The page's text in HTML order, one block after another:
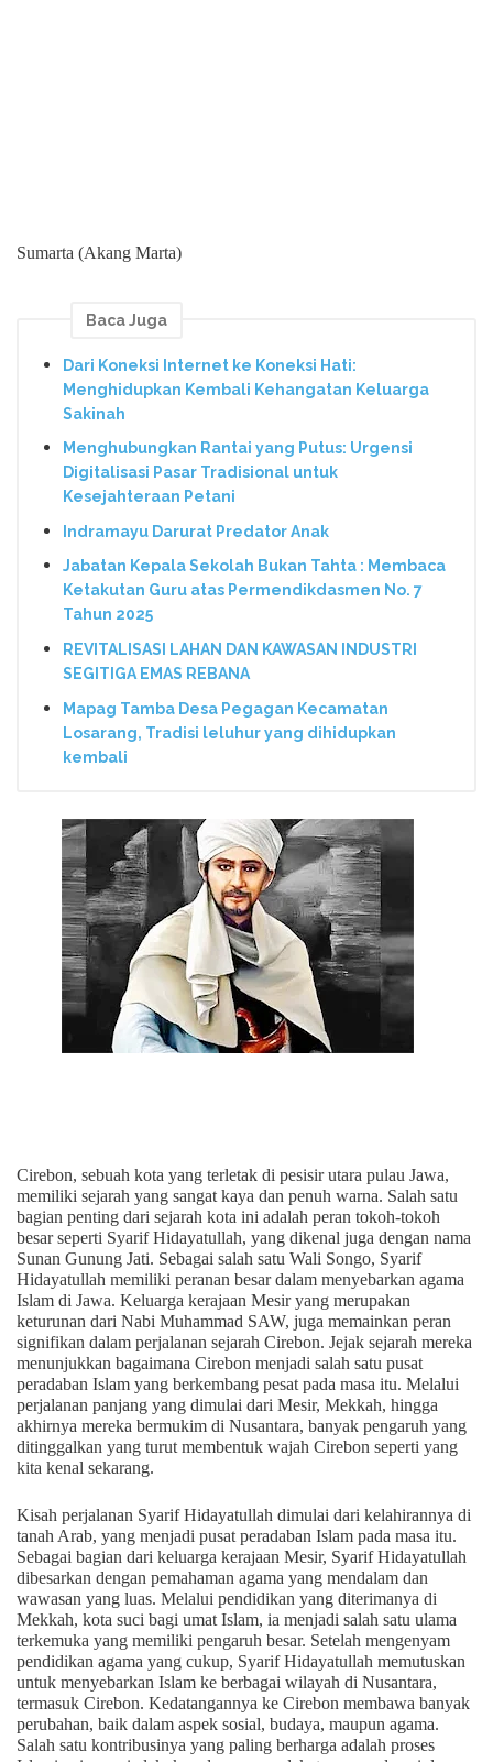
Sumarta (Akang Marta)
Baca Juga
Dari Koneksi Internet ke Koneksi Hati:
Menghidupkan Kembali Kehangatan Keluarga
Sakinah
Menghubungkan Rantai yang Putus: Urgensi
Digitalisasi Pasar Tradisional untuk
Kesejahteraan Petani
Indramayu Darurat Predator Anak
Jabatan Kepala Sekolah Bukan Tahta : Membaca
Ketakutan Guru atas Permendikdasmen No. 7
Tahun 2025
REVITALISASI LAHAN DAN KAWASAN INDUSTRI
SEGITIGA EMAS REBANA
Mapag Tamba Desa Pegagan Kecamatan
Losarang, Tradisi leluhur yang dihidupkan
kembali
Cirebon, sebuah kota yang terletak di pesisir utara pulau Jawa,
memiliki sejarah yang sangat kaya dan penuh warna. Salah satu
bagian penting dari sejarah kota ini adalah peran tokoh-tokoh
besar seperti Syarif Hidayatullah, yang dikenal juga dengan nama
Sunan Gunung Jati. Sebagai salah satu Wali Songo, Syarif
Hidayatullah memiliki peranan besar dalam menyebarkan agama
Islam di Jawa. Keluarga kerajaan Mesir yang merupakan
keturunan dari Nabi Muhammad SAW, juga memainkan peran
signifikan dalam perjalanan sejarah Cirebon. Jejak sejarah mereka
menunjukkan bagaimana Cirebon menjadi salah satu pusat
peradaban Islam yang berkembang pesat pada masa itu. Melalui
perjalanan panjang yang dimulai dari Mesir, Mekkah, hingga
akhirnya mereka bermukim di Nusantara, banyak pengaruh yang
ditinggalkan yang turut membentuk wajah Cirebon seperti yang
kita kenal sekarang.
Kisah perjalanan Syarif Hidayatullah dimulai dari kelahirannya di
tanah Arab, yang menjadi pusat peradaban Islam pada masa itu.
Sebagai bagian dari keluarga kerajaan Mesir, Syarif Hidayatullah
dibesarkan dengan pemahaman agama yang mendalam dan
wawasan yang luas. Melalui pendidikan yang diterimanya di
Mekkah, kota suci bagi umat Islam, ia menjadi salah satu ulama
terkemuka yang memiliki pengaruh besar. Setelah mengenyam
pendidikan agama yang cukup, Syarif Hidayatullah memutuskan
untuk menyebarkan Islam ke berbagai wilayah di Nusantara,
termasuk Cirebon. Kedatangannya ke Cirebon membawa banyak
perubahan, baik dalam aspek sosial, budaya, maupun agama.
Salah satu kontribusinya yang paling berharga adalah proses